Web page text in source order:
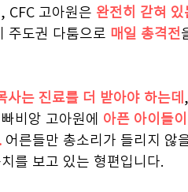
고아원은 완전히 갇혀
주도권 다툼으로 매일 총격전
사는 진료를 더 받아야 하는데
비앙 고아원에 아픈 아이들이
어른들만 총소리가 들리지 않
를 보고 있는 형편입니다.